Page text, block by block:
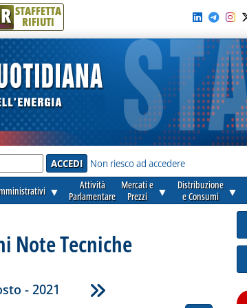
R STAFFETTA
RIFIUTI
Non riesco ad accedere
▼
Attività
Parlamentare
Mercati e
Prezzi
▼
Distribuzione
e Consumi
▼
Note Tecniche
- 2021